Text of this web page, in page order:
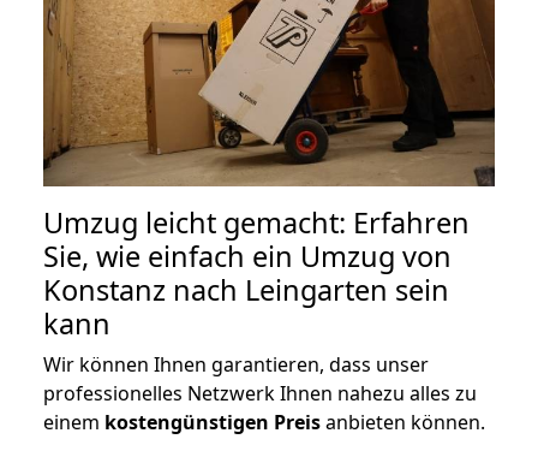
Umzug leicht gemacht: Erfahren
Sie, wie einfach ein Umzug von
Konstanz nach Leingarten sein
kann
Wir können Ihnen garantieren, dass unser
professionelles Netzwerk Ihnen nahezu alles zu
einem kostengünstigen Preisanbieten können.